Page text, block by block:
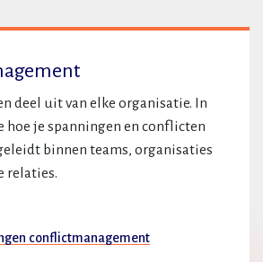
deel uit van elke organisatie. In
hoe je spanningen en conflicten
binnen teams, organisaties
relaties.
conflictmanagement